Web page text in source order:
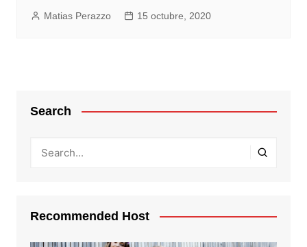
Matias Perazzo 15 octubre, 2020
Search
Recommended Host